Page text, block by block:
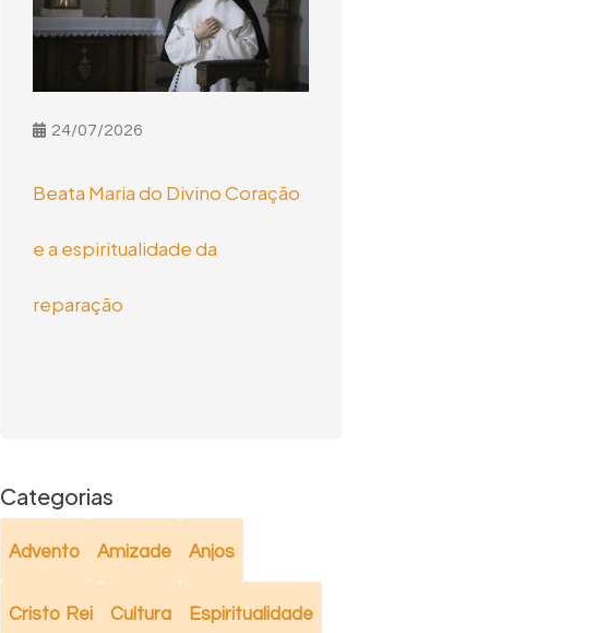
24/07/2026
Beata Maria do Divino Coração
e a espiritualidade da
reparação
Categorias
Advento Amizade Anjos
Cristo Rei Cultura Espiritualidade